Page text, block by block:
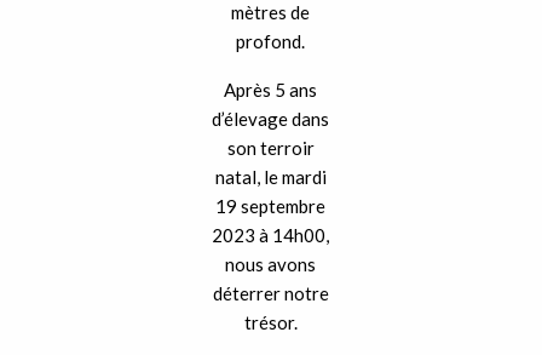
mètres de
profond.
Après 5 ans
d’élevage dans
son terroir
natal, le mardi
19 septembre
2023 à 14h00,
nous avons
déterrer notre
trésor.